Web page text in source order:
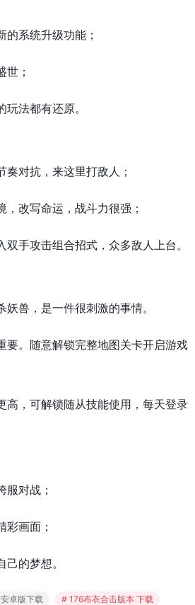
系统升级功能；
；
法都有还原。
对抗，来这里打敌人；
改写命运，战斗力很强；
手攻击组合招式，众多敌人上台。
兽，是一件很刺激的事情。
要。随意解锁完整地图关卡开启游戏
高，可解锁随从技能使用，每天登录
对战；
画面；
的梦想。
卓版下载
# 176布衣合击版本 下载